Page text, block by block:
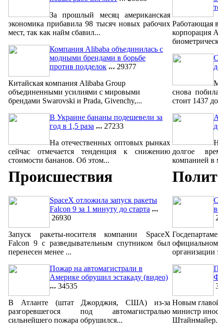
За прошлый месяц американская
экономика прибавила 98 тысяч новых рабочих
мест, так как найм сбавил...
Компания Alibaba объединилась с
модными брендами в борьбе
против подделок
29377
Китайская компания Alibaba Group
объединенными усилиями с мировыми
брендами Swarovski и Prada, Givenchy,...
В Украине бананы подешевели за
год в 1,5 раза
27233
На отечественных оптовых рынках
сейчас отмечается тенденция к снижению
стоимости бананов. Об этом...
Работающая
корпорация
снова
стоит 1437
долгое
компанией в
Происшествия
SpaceX отложила запуск ракеты
Falcon 9 за 1 минуту до старта
26930
Запуск ракеты-носителя компании SpaceX
Falcon 9 с разведывательным спутником был
перенесен менее ...
Пожар на автомагистрали в
Америке обрушил эстакаду (видео)
34535
В Атланте (штат Джорджия, США) из-за
разгоревшегося под автомагистралью
сильнейшего пожара обрушился...
организации
Новым
министр